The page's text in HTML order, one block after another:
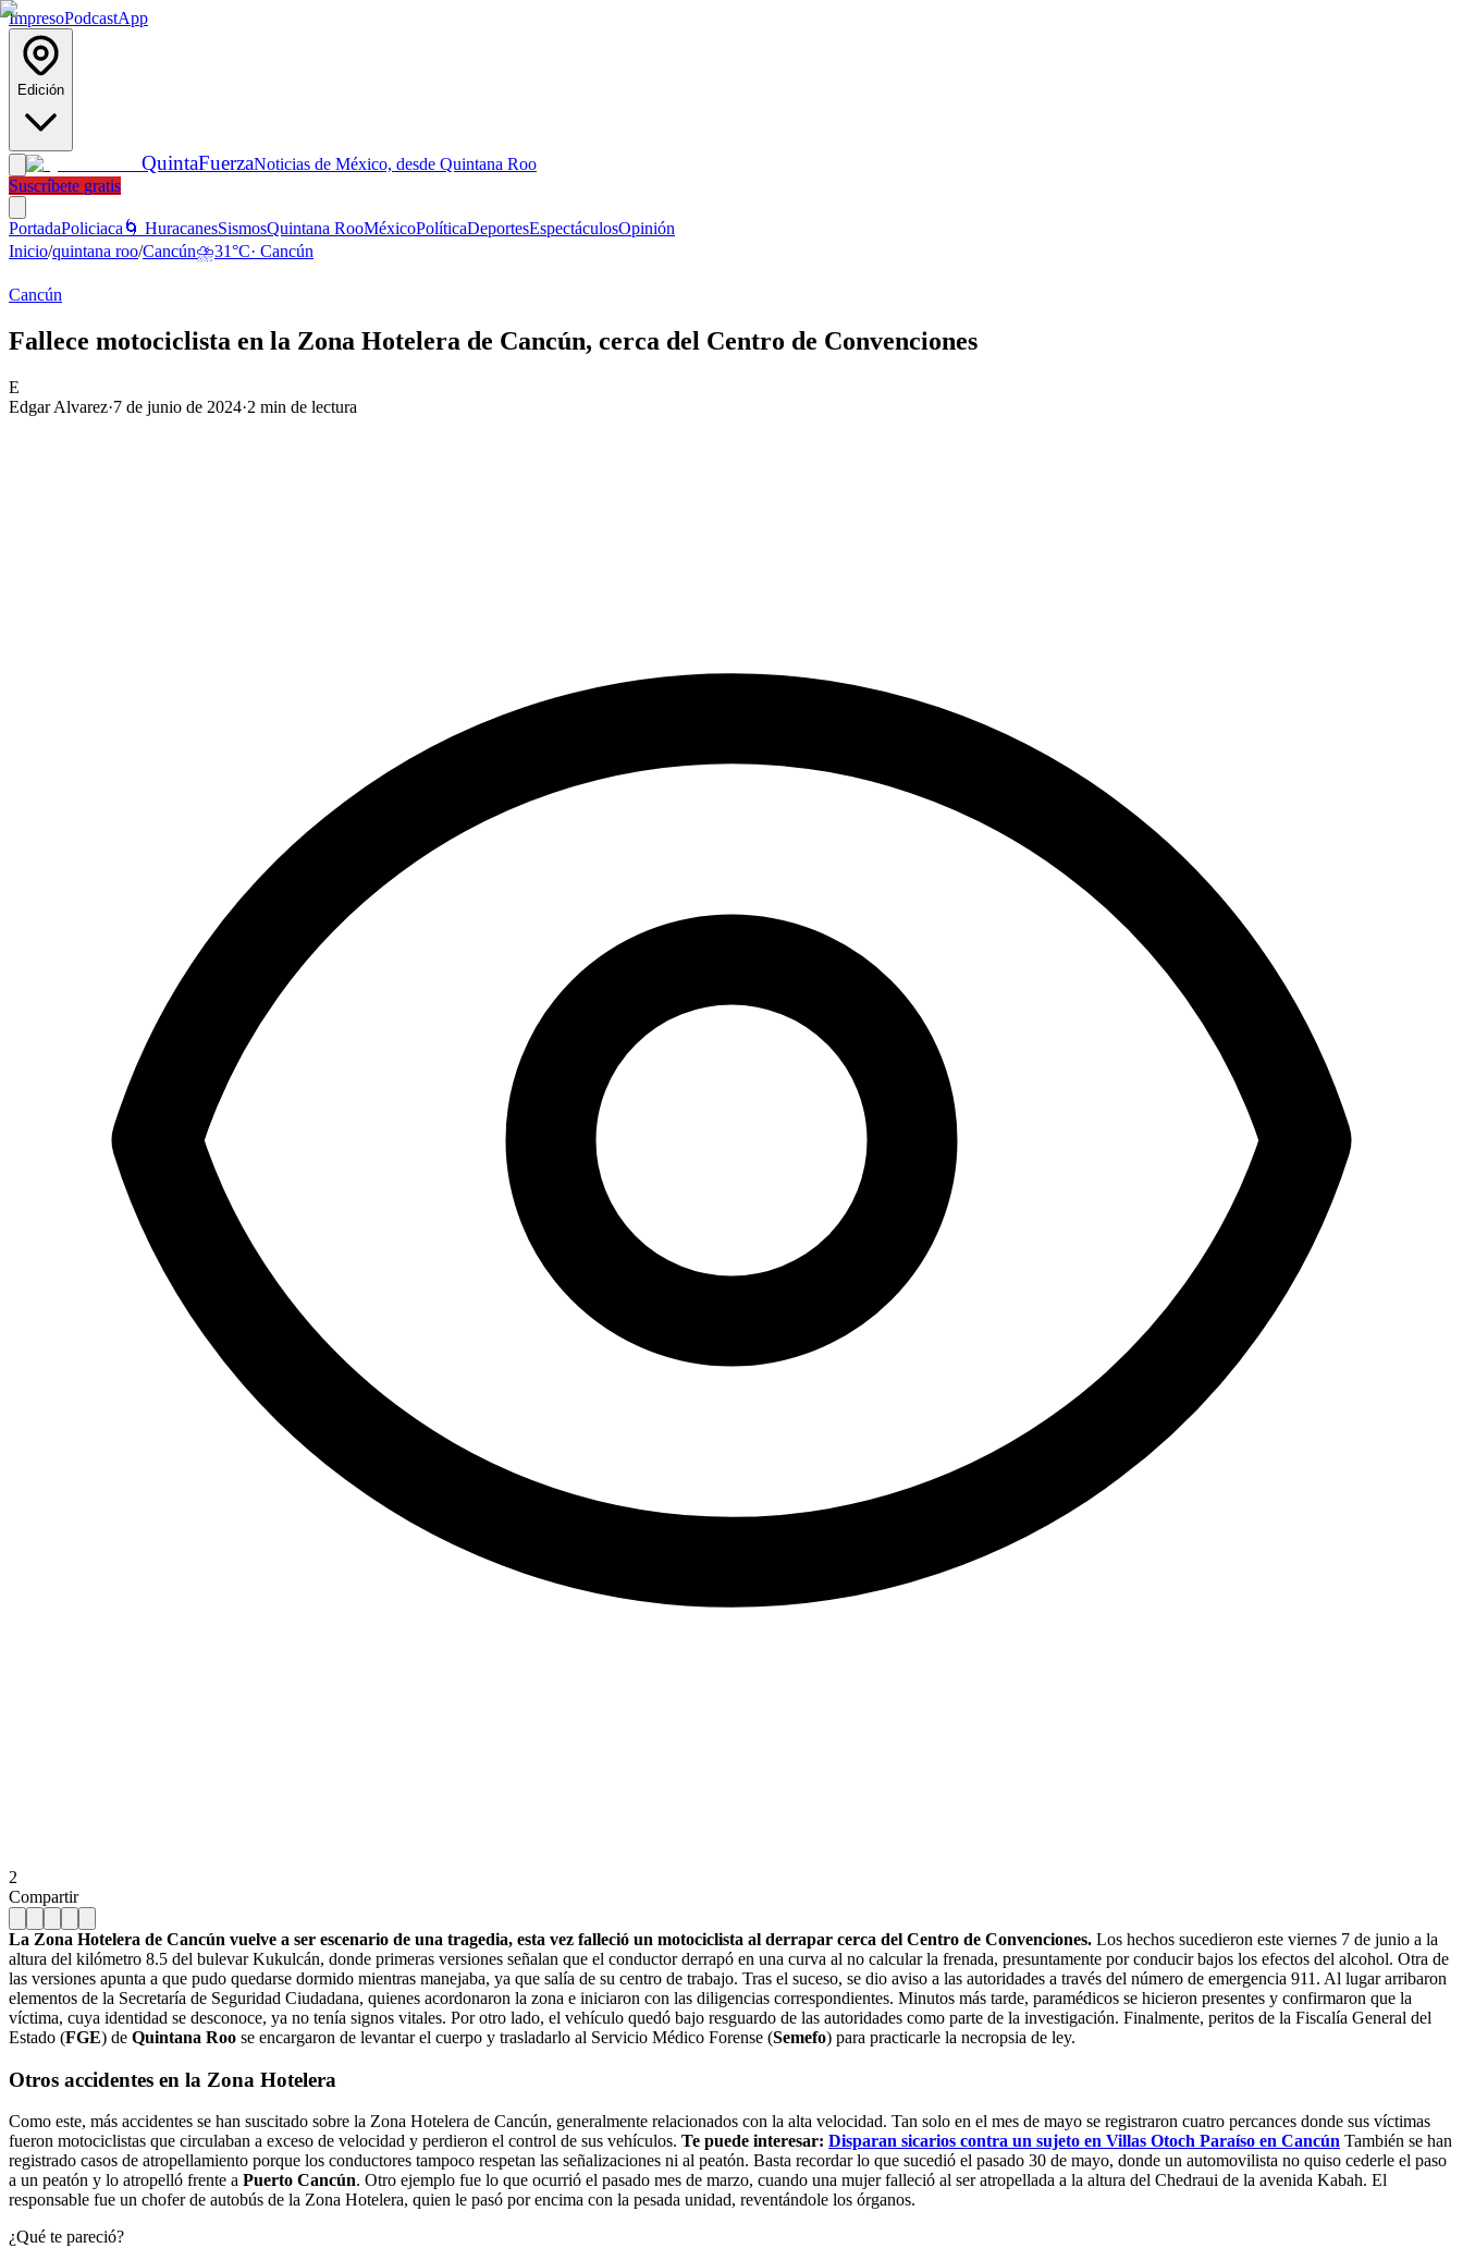
ImpresoPodcastApp
Edición
QuintaFuerzaNoticias de México, desde Quintana Roo
Suscríbete gratis
PortadaPoliciaca 🌀 HuracanesSismosQuintana RooMéxicoPolíticaDeportesEspectáculosOpinión
Inicio/quintana roo/Cancún⛈️31°C· Cancún
Cancún
Fallece motociclista en la Zona Hotelera de Cancún, cerca del Centro de Convenciones
E
Edgar Alvarez·7 de junio de 2024·2 min de lectura
2
Compartir
La Zona Hotelera de Cancún vuelve a ser escenario de una tragedia, esta vez falleció un motociclista al derrapar cerca del Centro de Convenciones. Los hechos sucedieron este viernes 7 de junio a la
altura del kilómetro 8.5 del bulevar Kukulcán, donde primeras versiones señalan que el conductor derrapó en una curva al no calcular la frenada, presuntamente por conducir bajos los efectos del alcohol. Otra de
las versiones apunta a que pudo quedarse dormido mientras manejaba, ya que salía de su centro de trabajo. Tras el suceso, se dio aviso a las autoridades a través del número de emergencia 911. Al lugar arribaron
elementos de la Secretaría de Seguridad Ciudadana, quienes acordonaron la zona e iniciaron con las diligencias correspondientes. Minutos más tarde, paramédicos se hicieron presentes y confirmaron que la
víctima, cuya identidad se desconoce, ya no tenía signos vitales. Por otro lado, el vehículo quedó bajo resguardo de las autoridades como parte de la investigación. Finalmente, peritos de la Fiscalía General del
Estado (FGE) de Quintana Roo se encargaron de levantar el cuerpo y trasladarlo al Servicio Médico Forense (Semefo) para practicarle la necropsia de ley.
Otros accidentes en la Zona Hotelera
Como este, más accidentes se han suscitado sobre la Zona Hotelera de Cancún, generalmente relacionados con la alta velocidad. Tan solo en el mes de mayo se registraron cuatro percances donde sus víctimas
fueron motociclistas que circulaban a exceso de velocidad y perdieron el control de sus vehículos. Te puede interesar: Disparan sicarios contra un sujeto en Villas Otoch Paraíso en Cancún También se han
registrado casos de atropellamiento porque los conductores tampoco respetan las señalizaciones ni al peatón. Basta recordar lo que sucedió el pasado 30 de mayo, donde un automovilista no quiso cederle el paso
a un peatón y lo atropelló frente a Puerto Cancún. Otro ejemplo fue lo que ocurrió el pasado mes de marzo, cuando una mujer falleció al ser atropellada a la altura del Chedraui de la avenida Kabah. El
responsable fue un chofer de autobús de la Zona Hotelera, quien le pasó por encima con la pesada unidad, reventándole los órganos.
¿Qué te pareció?